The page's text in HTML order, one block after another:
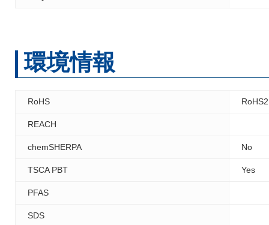
環境情報
RoHS
REACH
chemSHERPA No
TSCA PBT Yes
PFAS
SDS